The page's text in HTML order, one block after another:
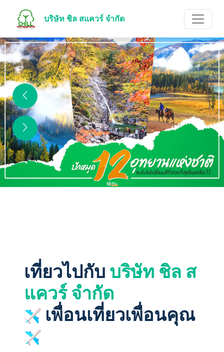
บริษัท ชิล สแควร์ จำกัด
เที่ยวไปกับ บริษัท ชิล ส
แควร์ จำกัด
เพื่อนเที่ยวเพื่อนคุณ